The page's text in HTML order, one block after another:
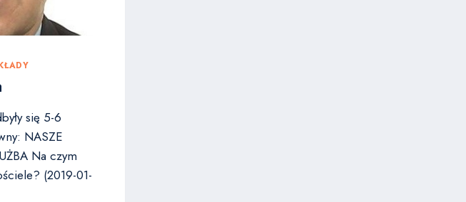
się 5-6
NASZE
Na czym
(2019-01-